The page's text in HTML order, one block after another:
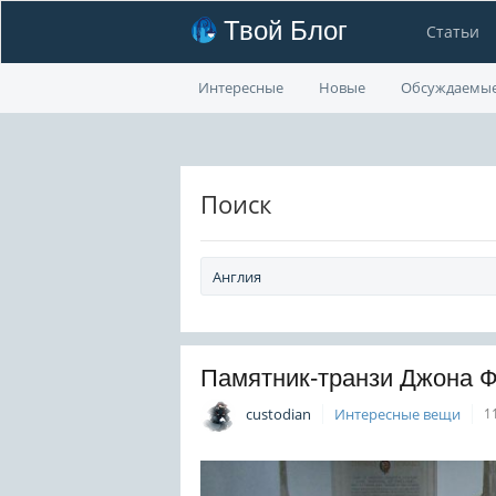
Твой Блог Статьи
Интересные Новые
Поиск
Памятник-транзи Джона
custodian Интересные вещи